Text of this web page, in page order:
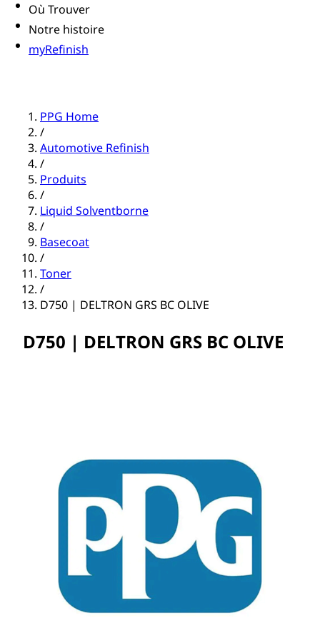
Où Trouver
Notre histoire
myRefinish
PPG Home
/
Automotive Refinish
/
Produits
/
Liquid Solventborne
/
Basecoat
/
Toner
/
D750 | DELTRON GRS BC OLIVE
D750 | DELTRON GRS BC OLIVE